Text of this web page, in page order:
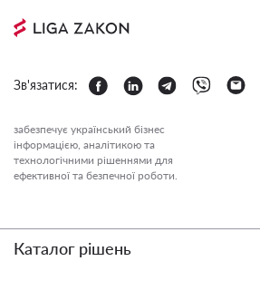
Зв'язатися:
забезпечує український бізнес
інформацією, аналітикою та
технологічними рішеннями для
ефективної та безпечної роботи.
Каталог рішень